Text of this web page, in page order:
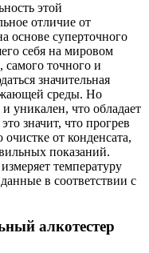
этой
отличие от
основе суперточного
себя на мировом
точного и
значительная
среды. Но
уникален, что обладает
значит, что прогрев
от конденсата,
показаний.
температуру
в соответствии с
алкотестер